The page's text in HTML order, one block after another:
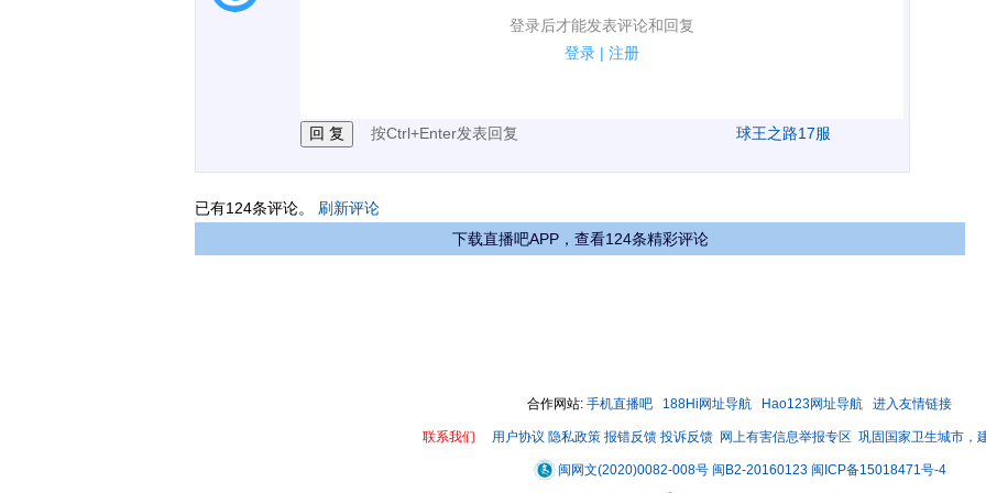
登录后才能发表评论和回复
登录 | 注册
1.电脑端新用户可以发表评论了！
按Ctrl+Enter发表回复 球王之路17服
已有124条评论。 刷新评论
下载直播吧APP，查看124条精彩评论
合作网站: 手机直播吧 188Hi网址导航 Hao123网址导航 进入友情链接
联系我们 用户协议 隐私政策 报错反馈 投诉反馈 网上有害信息举报专区 巩固国家卫生城市，
闽网文(2020)0082-008号 闽B2-20160123 闽ICP备15018471号-4